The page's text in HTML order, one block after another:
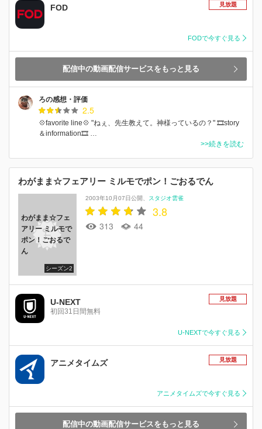
FOD 見放題
FODで今すぐ見る
配信中の動画配信サービスをもっと見る
ろの感想・評価
2.5
💠favorite line💠 "ねぇ、先生教えて。神様っているの？" 🎞️story
＆information🎞️ …
>>続きを読む
わがまま☆フェアリー ミルモでポン！ごおるでん
シーズン2
わがまま☆フェ
アリー ミルモで
ポン！ごおるで
ん
2003年10月07日公開 スタジオ雲雀
3.8
313 44
U-NEXT
初回31日間無料
見放題
U-NEXTで今すぐ見る
アニメタイムズ 見放題
アニメタイムズで今すぐ見る
配信中の動画配信サービスをもっと見る